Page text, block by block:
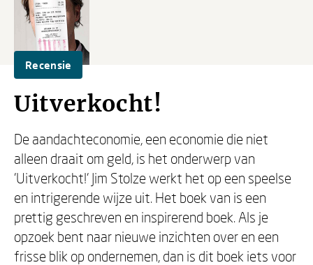
Recensie
Uitverkocht!
De aandachteconomie, een economie die niet
alleen draait om geld, is het onderwerp van
'Uitverkocht!' Jim Stolze werkt het op een speelse
en intrigerende wijze uit. Het boek van is een
prettig geschreven en inspirerend boek. Als je
opzoek bent naar nieuwe inzichten over en een
frisse blik op ondernemen, dan is dit boek iets voor